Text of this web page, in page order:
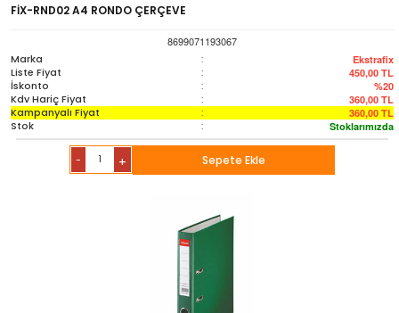
FİX-RND02 A4 RONDO ÇERÇEVE
8699071193067
Marka
: Ekstrafix
Liste Fiyat : 450,00 TL
İskonto : %20
Kdv Hariç Fiyat : 360,00 TL
Kampanyalı Fiyat : 360,00 TL
Stok : Stoklarımızda
- + Sepete Ekle